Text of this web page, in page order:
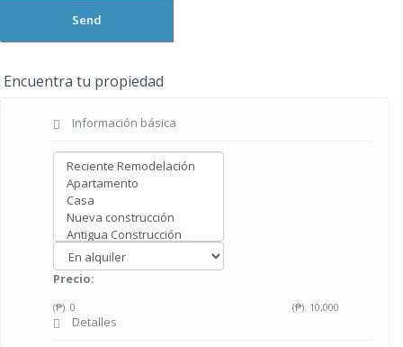
Send
Encuentra tu propiedad
Información básica
Precio:
(₱). 0 (₱). 10,000
Detalles